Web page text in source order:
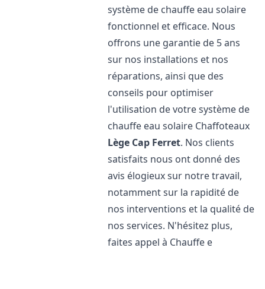
système de chauffe eau solaire
fonctionnel et efficace. Nous
offrons une garantie de 5 ans
sur nos installations et nos
réparations, ainsi que des
conseils pour optimiser
l'utilisation de votre système de
chauffe eau solaire Chaffoteaux
Lège Cap Ferret. Nos clients
satisfaits nous ont donné des
avis élogieux sur notre travail,
notamment sur la rapidité de
nos interventions et la qualité de
nos services. N'hésitez plus,
faites appel à Chauffe e